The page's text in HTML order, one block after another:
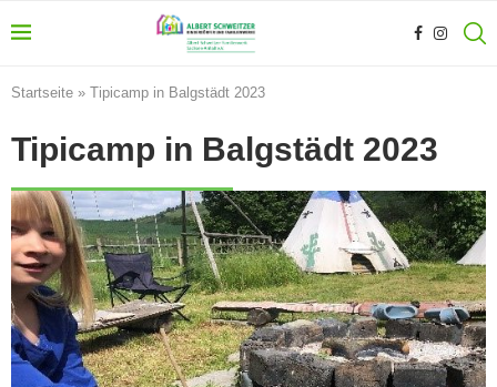
Startseite » Tipicamp in Balgstädt 2023
Tipicamp in Balgstädt 2023